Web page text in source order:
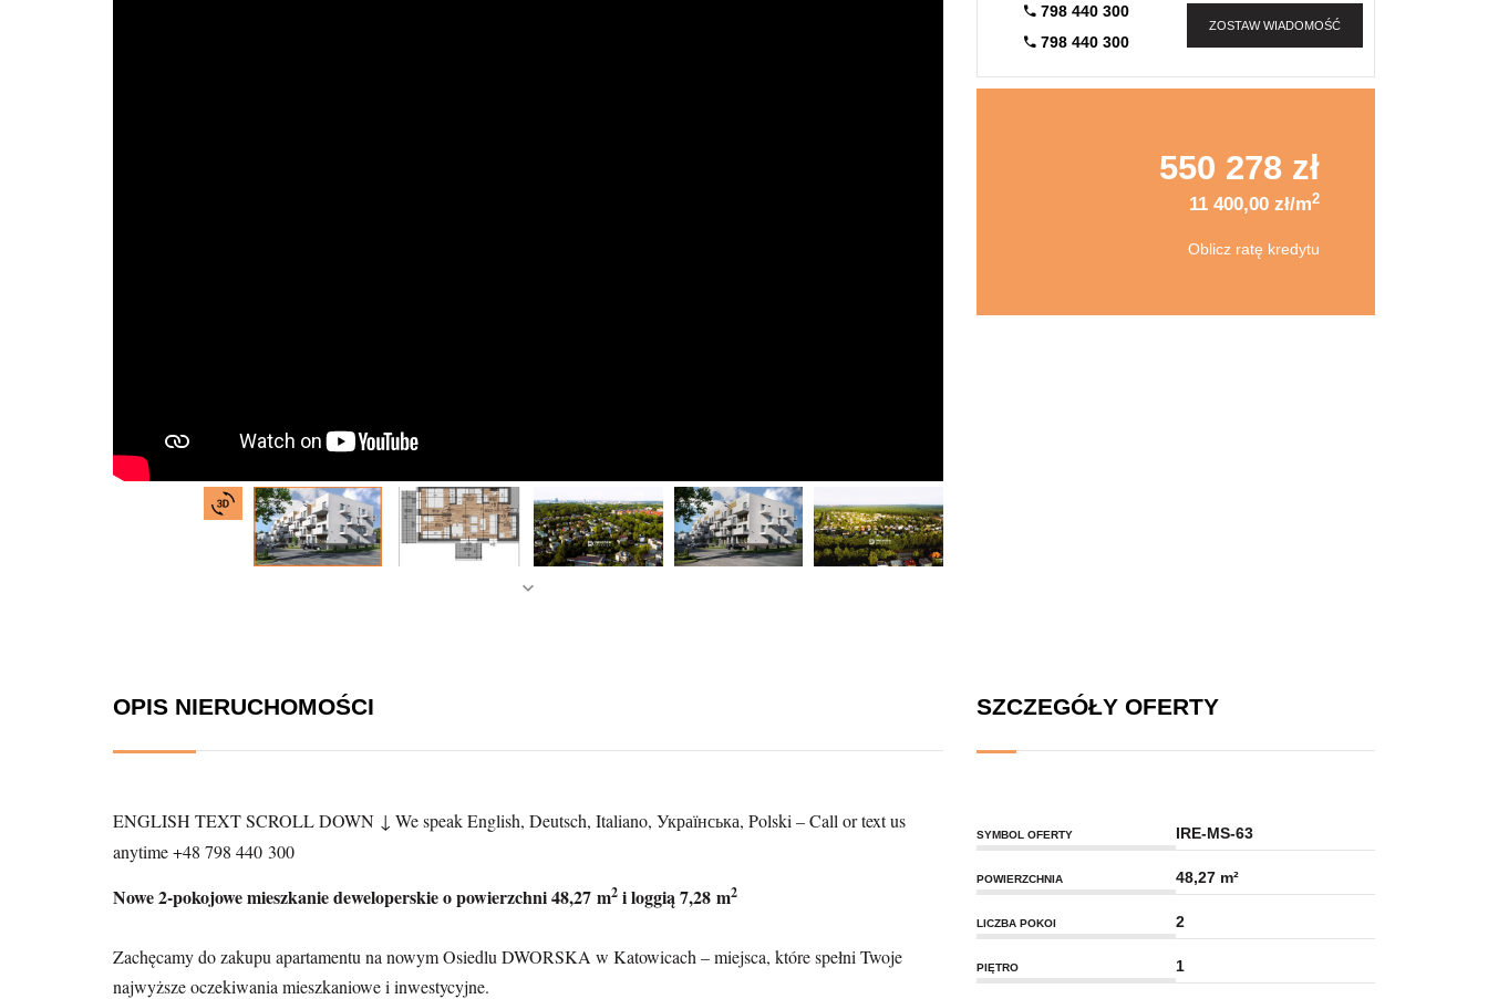
798 440 300
798 440 300
ZOSTAW WIADOMOŚĆ
550 278 zł
11 400,00 zł/m2
Oblicz ratę kredytu
OPIS NIERUCHOMOŚCI
ENGLISH TEXT SCROLL DOWN ↓ We speak English, Deutsch, Italiano, Українська, Polski – Call or text us
anytime +48 798 440 300
Nowe 2-pokojowe mieszkanie deweloperskie o powierzchni 48,27 m2 i loggią 7,28 m2
Zachęcamy do zakupu apartamentu na nowym Osiedlu DWORSKA w Katowicach – miejsca, które spełni Twoje
najwyższe oczekiwania mieszkaniowe i inwestycyjne.
SZCZEGÓŁY OFERTY
SYMBOL OFERTY IRE-MS-63
POWIERZCHNIA 48,27 m²
LICZBA POKOI 2
PIĘTRO 1